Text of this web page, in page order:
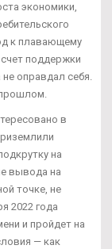
экономики,
к плавающему
поддержки
оправдал себя.
в
на
вывода на
точке, не
2022 года
и пройдет на
— как